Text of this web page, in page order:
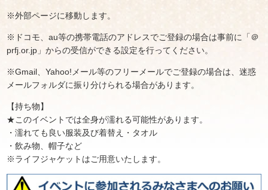
※外部ページに移動します。
※ドコモ、au等の携帯電話のアドレスでご登録の場合は事前に「＠
prfj.or.jp」からの受信ができる設定を行ってください。
※Gmail、Yahoo!メール等のフリーメールでご登録の場合は、迷惑
メールフォルダに振り分けられる場合があります。
【持ち物】
★このイベントでは全身が濡れる可能性があります。
・濡れても良い服装及び着替え・タオル
・飲み物、帽子など
※ライフジャケットはご用意いたします。